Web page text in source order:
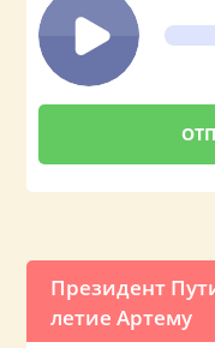
Президент
летие Артему